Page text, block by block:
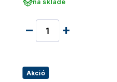
Akció